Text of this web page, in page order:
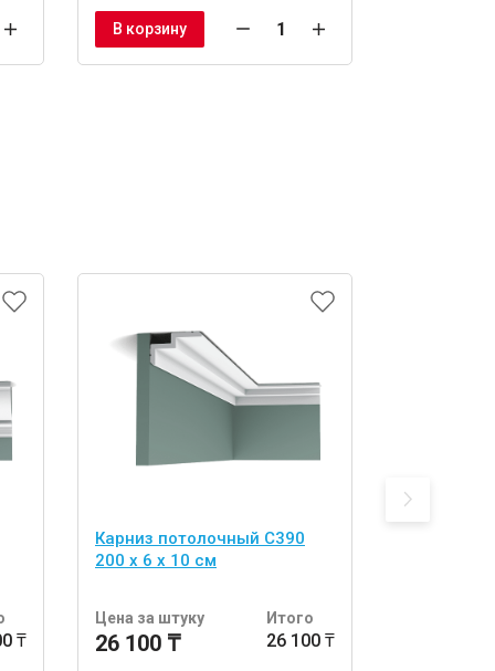
В корзину
₸
Карниз потолочный C390
200 x 6 x 10 см
Цена за штуку
26 100 ₸
Итого
26 100 ₸